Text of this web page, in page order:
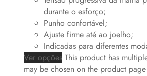
durante o esforço;
Punho confortável;
Ajuste firme até ao joelho;
Indicadas para diferentes
Ver opções This product has
may be chosen on the product page